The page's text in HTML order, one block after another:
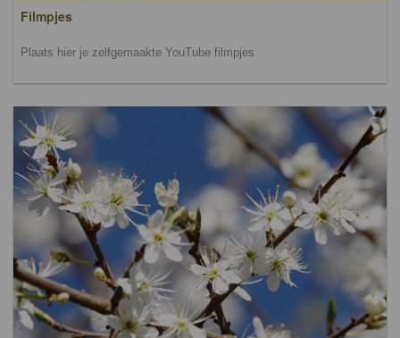
Filmpjes
Plaats hier je zelfgemaakte YouTube filmpjes